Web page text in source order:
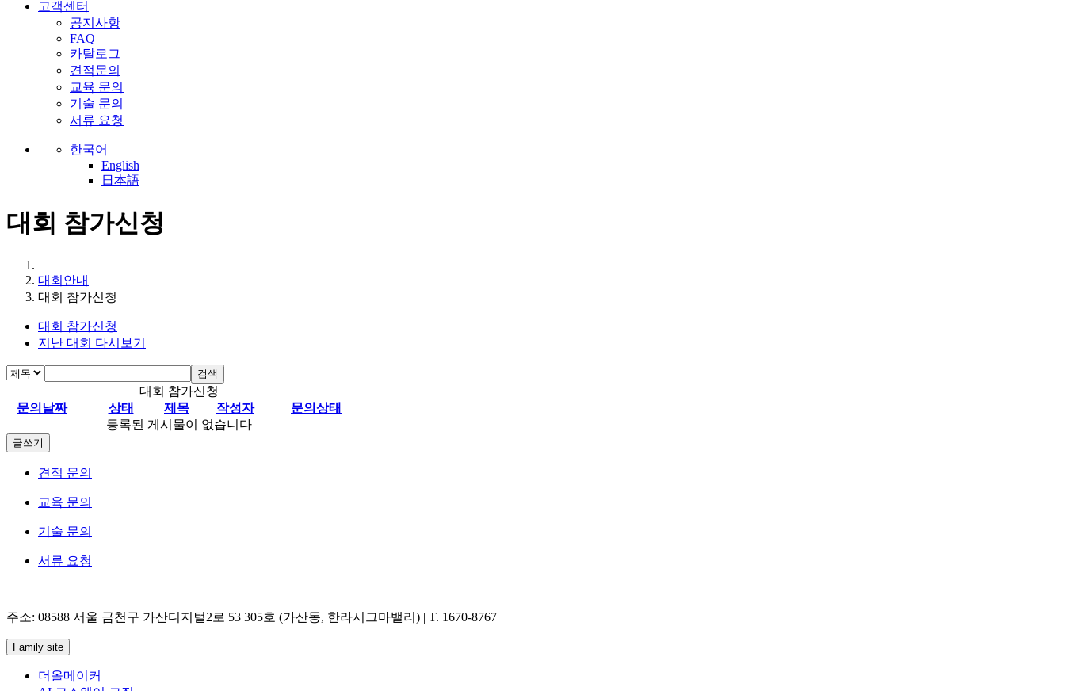
고객센터
공지사항
FAQ
카탈로그
견적문의
교육 문의
기술 문의
서류 요청
한국어
English
日本語
대회 참가신청
대회안내
대회 참가신청
대회 참가신청
지난 대회 다시보기
검색
대회 참가신청
문의날짜
상태 제목 작성자
문의상태
등록된 게시물이 없습니다
글쓰기
견적 문의
교육 문의
기술 문의
서류 요청
주소: 08588 서울 금천구 가산디지털2로 53 305호 (가산동, 한라시그마밸리) | T. 1670-8767
Family site
더올메이커